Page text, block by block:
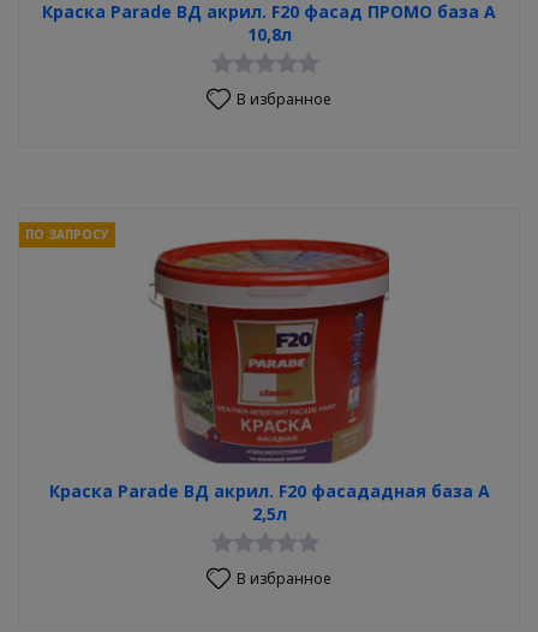
Краска Parade ВД акрил. F20 фасад ПРОМО база А
10,8л
В избранное
Краска Parade ВД акрил. F20 фасададная база А
2,5л
ПО ЗАПРОСУ
В избранное